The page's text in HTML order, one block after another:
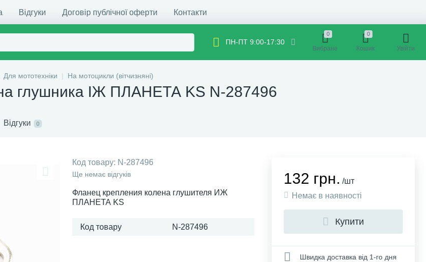
Відгуки Договір публічної оферти Контакти
ПН-ПТ 9:00-17:30
0
Вибране
0
Кошик Увійти
Для мототехніки На мотоцикли (вітчизняні)
глушника ІЖ ПЛАНЕТА KS N-287496
Відгуки 0
Код товару: N-287496
Ще немає відгуків
Фланец крепления колена глушителя ИЖ
ПЛАНЕТА KS
Код товару N-287496
132 грн. /шт
Немає в наявності
Купити
Швидка доставка від 1-го дня